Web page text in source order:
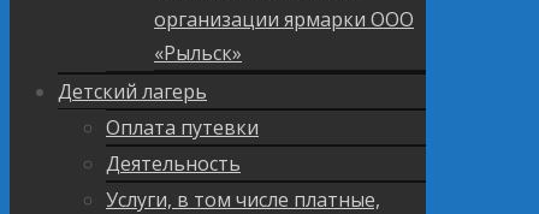
организации ярмарки ООО
«Рыльск»
Детский лагерь
Оплата путевки
Деятельность
Услуги, в том числе платные,